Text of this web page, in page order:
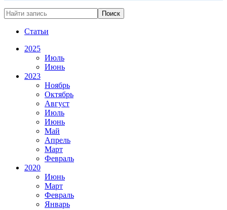
Статьи
2025
Июль
Июнь
2023
Ноябрь
Октябрь
Август
Июль
Июнь
Май
Апрель
Март
Февраль
2020
Июнь
Март
Февраль
Январь